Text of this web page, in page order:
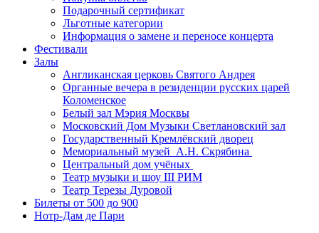
Подарочный сертификат
Льготные категории
Информация о замене и переносе концерта
Фестивали
Залы
Англиканская церковь Святого Андрея
Органные вечера в резиденции русских царей
Коломенское
Белый зал Мэрия Москвы
Московский Дом Музыки Светлановский зал
Государственный Кремлёвский дворец
Мемориальный музей А.Н. Скрябина
Центральный дом учёных
Театр музыки и шоу III РИМ
Театр Терезы Дуровой
Билеты от 500 до 900
Нотр-Дам де Пари